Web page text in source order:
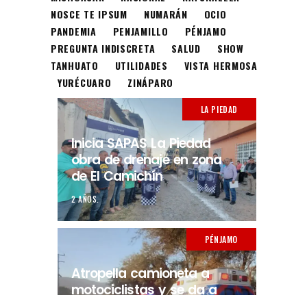
NOSCE TE IPSUM
NUMARÁN
OCIO
PANDEMIA
PENJAMILLO
PÉNJAMO
PREGUNTA INDISCRETA
SALUD
SHOW
TANHUATO
UTILIDADES
VISTA HERMOSA
YURÉCUARO
ZINÁPARO
LA PIEDAD
Inicia SAPAS La Piedad
obra de drenaje en zona
de El Camichín
2 AÑOS.
PÉNJAMO
Atropella camioneta a
motociclistas y se da a